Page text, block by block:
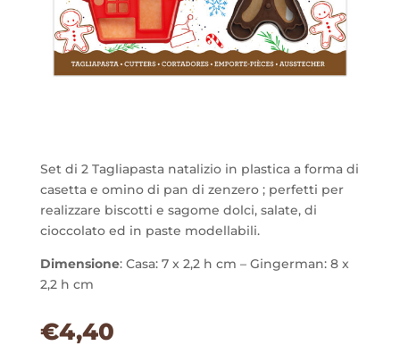
Set di 2 Tagliapasta natalizio in plastica a forma di
casetta e omino di pan di zenzero ; perfetti per
realizzare biscotti e sagome dolci, salate, di
cioccolato ed in paste modellabili.
Dimensione: Casa: 7 x 2,2 h cm – Gingerman: 8 x
2,2 h cm
€4,40